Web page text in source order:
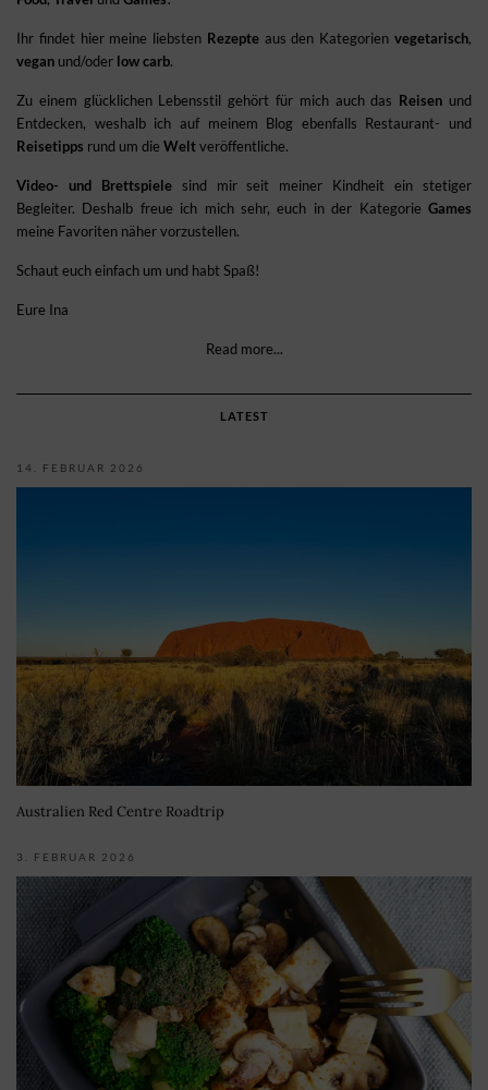
Ihr findet hier meine liebsten Rezepteaus den Kategorienvegetarisch,
vegan und/oder low carb.
Zu einem glücklichen Lebensstil gehört für mich auch das Reisen und
Entdecken, weshalb ich auf meinem Blog ebenfalls Restaurant- und
Reisetipps rund um die Weltveröffentliche.
Video- und Brettspielesind mir seit meiner Kindheit ein stetiger
Begleiter. Deshalb freue ich mich sehr, euch in der Kategorie Games
meine Favoriten näher vorzustellen.
Schaut euch einfach um und habt Spaß!
Eure Ina
Read more...
LATEST
14. FEBRUAR 2026
Australien Red Centre Roadtrip
3. FEBRUAR 2026